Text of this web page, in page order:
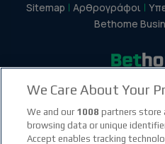
Sitemap
Αρθρογράφοι
Bethome
instagram
We Care About Your
We and our 1008 partners store
browsing data or unique
Accept enables tracking